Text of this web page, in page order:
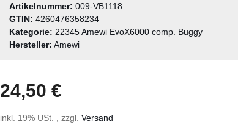
Artikelnummer: 009-VB1118
GTIN: 4260476358234
Kategorie: 22345 Amewi EvoX6000 comp. Buggy
Hersteller: Amewi
24,50 €
inkl. 19% USt. , zzgl. Versand